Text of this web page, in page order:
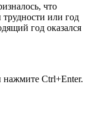
что
или год
год оказался
Ctrl+Enter.